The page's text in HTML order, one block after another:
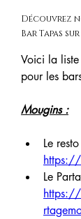
Découvrez
Bar Tapas
Voici la liste
pour les
Mougins :
Le
https://
Le